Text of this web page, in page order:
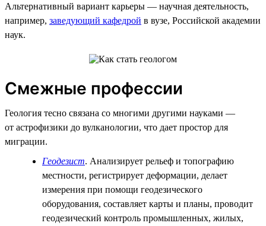
Альтернативный вариант карьеры — научная деятельность,
например, заведующий кафедрой в вузе, Российской академии
наук.
Смежные профессии
Геология тесно связана со многими другими науками —
от астрофизики до вулканологии, что дает простор для
миграции.
Геодезист. Анализирует рельеф и топографию
местности, регистрирует деформации, делает
измерения при помощи геодезического
оборудования, составляет карты и планы, проводит
геодезический контроль промышленных, жилых,